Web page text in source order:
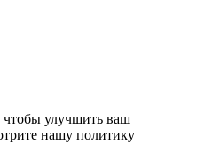
чтобы улучшить ваш
нашу политику